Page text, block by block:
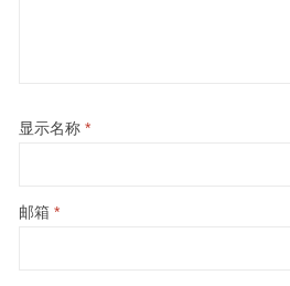
显示名称 *
邮箱 *